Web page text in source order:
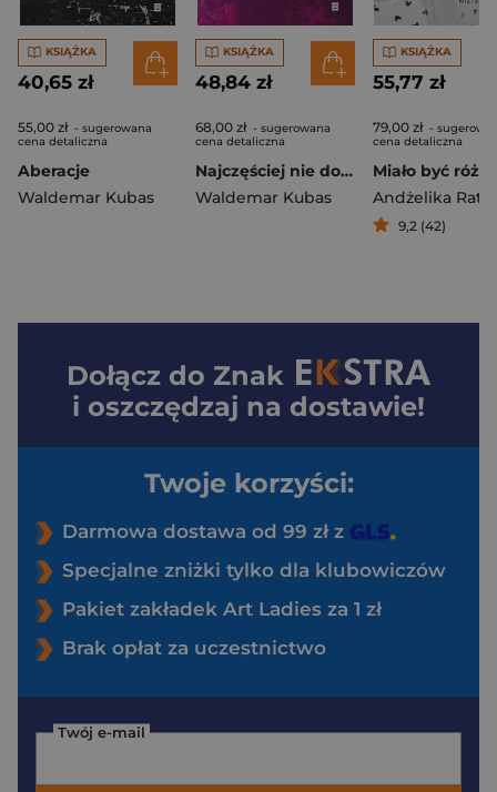
KSIĄŻKA
40,65 zł
55,00 zł - sugerowana
cena detaliczna
Aberacje
Waldemar Kubas
KSIĄŻKA
48,84 zł
68,00 zł - sugerowana
cena detaliczna
Najczęściej nie do śmiechu
Waldemar Kubas
KSIĄŻKA
55,77 zł
79,00 zł -
cena detaliczna
Miało być
9,2 (42)
Dołącz do Znak
i oszczędzaj na dostawie!
Twoje korzyści:
Darmowa dostawa od 99 zł z
Specjalne zniżki tylko dla klubowiczów
Pakiet zakładek Art Ladies za 1 zł
Brak opłat za uczestnictwo
Twój e-mail